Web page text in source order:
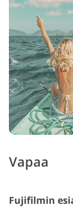
Vapaa
Fujifilmin